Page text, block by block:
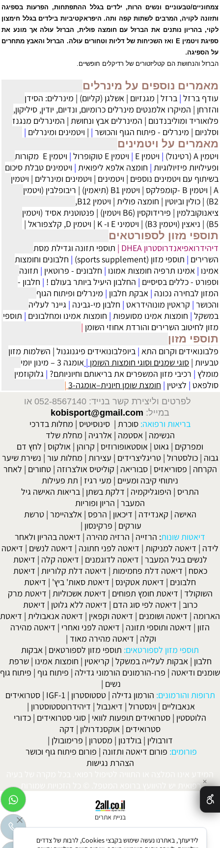
צמחוניים/טבעוניים ונשים הרות, ילדים בגלל ההתפתחות, הפרעות בספיגה
ותזונה לקויה, המרבים לשתות קפה ותה. היפראקטיביות בילדים בגלל חימצון
לקוי, בהריון נותנים את הברזל עם חומצה פולית, הברזל עולה אך מונע את
ספיגת ויטמין E ואז השכיחות של דליות וטחורים עולה. הברזל והאבץ מתחרים
על הספיגה.
הברזל והנחושת הם קטליזטורים של רדיקלים חופשיים
מאמרים נוספים על מינרלים
עודף ברזל | ברזל | מגנזיום | אשלגן (קליום) | מינרלים: הסידן
והזרחן | המיקרו אלמנטים מינרלים כרומיום, ונדיום, יודין, סיליקון,
פלואוריד ומוליבנדנום | המינרלים אבץ ונחושת | המינרלים מנגנז
וסלניום | מינרלים - פיתוח הגוף והכושר |
| ויטמינים ומינרלים |
מאמרים על ויטמינים
ויטמין A (רטינול) | ויטמין E | ויטמין E טוקופרול |
‏ויטמין E מקורות
ופעילויות פיזיולוגיות | חומצה אלפא ליפואית | ויטמינים טבלת סיכום
בשיתוף עם ויטמינים נוספים | ויטמינים | ויטמינים ומינרלים | ויטמין
A
| ויטמין B -קומפלקס | ויטמין B1 (תיאמין) | ריבופלבין (ויטמין
B2)
| כולין וביוטין | חומצה פולית |
ויטמין B12,
ציאנוקובלמין | פירידוקסין (B6 ויטמין) | פנטוטנית אסיד (ויטמין
B5)
| ניאצין (ויטמין B3) | ויטמיני E ו- K | ויטמין D, קלצפוראל |
תוספי מזון לספורטאים
דיהידרואפיאנדרוסטרון DHEA | תוספי תזונה וגדילת מסת
השרירים | תוספי מזון (sports supplement) | חלבונים וחומצות
אמינו | אמינו תרפיה חומצות אמונו | חלבונים - פרוטאין | תזונה
וספורט - כללים בסיסיים | החלבון היעיל ביותר בעולם ! | חלבון -
המזון לבחירה נכונה | אבקת חלבון | מינרלים ופיתוח הגוף
והכושר | קראטין מונוהידראט | חלבון מי-גבינה | גיינר לעליה
במשקל | חומצות אמינו מסועפות | חומצות אמינו ומחלבונים | תוספי
מזון לחיטוב השרירים והורדת אחוזי השומן |
תוספי מזון
פלבונואידים וקרום התא | ביופלבונואידים פיגנוגנול | השלמות מזון
טבעיות | סוגי שמנים וסוגי חומצות השומן |
אומגה 3 – מינון יומי
מומלץ | רכיבי מזון המשפרים את בריאותם וחיוניותם? | גלוקוזמין
סולפאט | לציטין | חומצת שומן חיונית–אומגה-3 |
לפרטים וליצירת קשר בנייד: 052-8567140
או
במייל: kobisport@gmail.com
בריאות ורפואה: סוכרת | סינוסיטיס | מחלות בדרכי
הנשימה | אסטמה | אלרגיה | מחלת שלד
ומפרקים | גאוט | אוסטאופורוזיס | קרוהן | אולקוס | לחץ דם
גבוה |כולסטרול |טריגליצרידים | עצירות | מחלות עור | נשירת שיער
הקרחה | פסוריאזיס |סבוריאה | קוליטיס אולצרוזה |טחורים | לאחר
ניתוחי קיבה ומעיים | מעי רגיז | תת פעילות
התריס | היפוגליקמיה | דלקת בשתן | בריאות האישה גיל
המעבר | הריון ופוריות
האישה | קאנדידה | דיכאון | הרפס | אלצהיימר |טרשת
עורקים | פרקינסון |
דיאטות שונות: הרזייה | הרזיה מהירה | דיאטה בהריון ולאחר
לידה | דיאטה למניקות | דיאטה לפני חתונה | דיאטה לנשים | דיאטה
לנשים בגיל המעבר | דיאטה לדוגמנים | דיאטה קלה | דיאטת
כאסח | דיאטה דלת פחמימות | דיאטה דלת קלוריות | דיאטת
חלבונים | דיאטת אטקינס | דיאטת סאות' ביץ' | דיאטת
השוקולד | דיאטת חומץ תפוחים | דיאטת אשכוליות | דיאטת מרק
כרוב | דיאטה לפי סוג הדם | דיאטה ללא גלוטן | דיאטת
הארומה | דיאטה ושומנים | דיאטה וקפאין | דיאטה אנאבולית | דיאטת
הזון | דיאטה ותוספי תזונה | דיאטה לפני ואחרי | דיאטה מהירה
וקלה | דיאטה מהירה מאוד |
תוספי מזון לספורטאים: תוספי מזון לספורטאים | אבקות
חלבון | אבקות לעלייה במשקל | קריאטין | חומצות אמינו |שרפת
שומנים ודיאטה | פרו-הורמונים הורמוני גדילה | פיתוח גוף | פיתוח גוף
נשים |
תרופות והורמונים: הורמון גדילה |טסטוסטרון |
IGF-1
|סטרואידים
אנאבוליים | וינסטרול | דיאנבול | דיהידרוטסטוסטרון |
הלוטסטין | סטרואידים תופעות לוואי | סוגי סטרואידים | כדורי
סטרואידים | אוקסנדרולון | דקה
דורבולין | בולדנון | מסטרון | פרימובולן |
פורומים: פורום דיאטה ותזונה | פורום פיתוח גוף וכושר
הצהרת נגישות
המידע אינו המלצה או התוויה לטיפול רפואי. בכל מקרה של בעיה
רפואית יש להיוועץ ברופא המטפל. © כל הזכויות שמורות.
בניית אתרים
✕
לידיעתך, באתרנו נעשה שימוש בקבצי Cookies, לרבות של צדדים